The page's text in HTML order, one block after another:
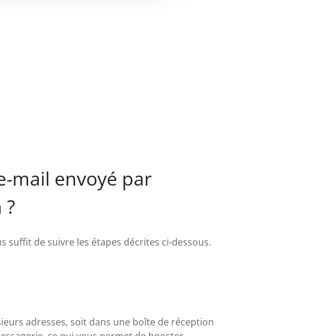
mail envoyé par
suffit de suivre les étapes décrites ci-dessous.
adresses, soit dans une boîte de réception